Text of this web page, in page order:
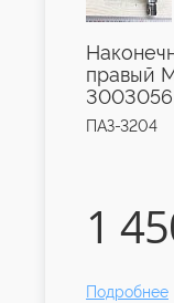
правый
3003056
ПАЗ-3204
1
Подробнее